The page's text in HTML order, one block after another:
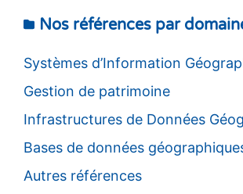
Nos références par
Systèmes d’Information
Gestion de patrimoine
Infrastructures de Données
Bases de données
Autres références